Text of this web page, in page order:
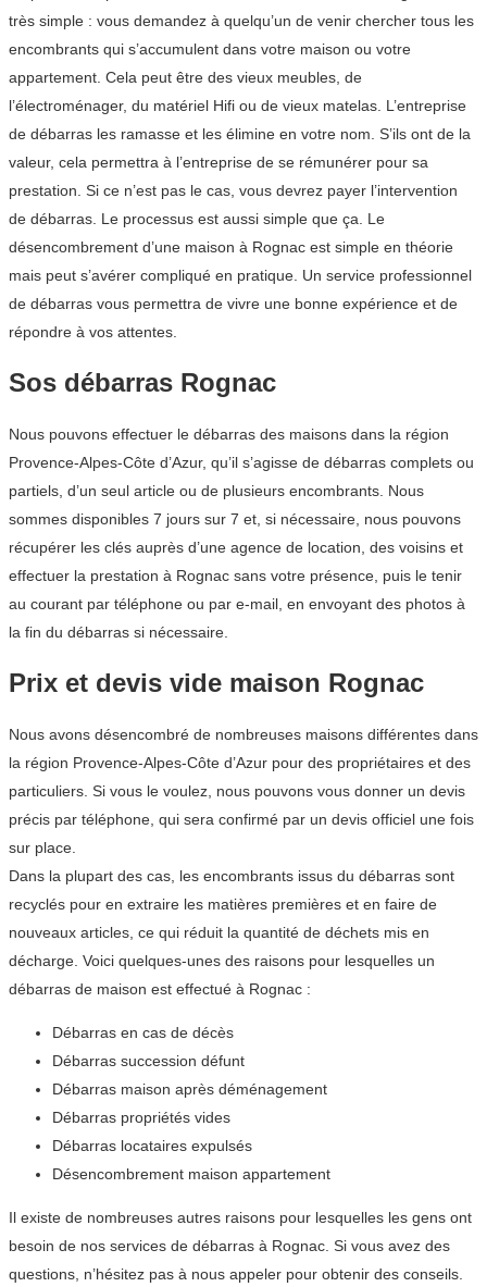
très simple : vous demandez à quelqu’un de venir chercher tous les
encombrants qui s’accumulent dans votre maison ou votre
appartement. Cela peut être des vieux meubles, de
l’électroménager, du matériel Hifi ou de vieux matelas. L’entreprise
de débarras les ramasse et les élimine en votre nom. S’ils ont de la
valeur, cela permettra à l’entreprise de se rémunérer pour sa
prestation. Si ce n’est pas le cas, vous devrez payer l’intervention
de débarras. Le processus est aussi simple que ça. Le
désencombrement d’une maison à Rognac est simple en théorie
mais peut s’avérer compliqué en pratique. Un service professionnel
de débarras vous permettra de vivre une bonne expérience et de
répondre à vos attentes.
Sos débarras Rognac
Nous pouvons effectuer le débarras des maisons dans la région
Provence-Alpes-Côte d’Azur, qu’il s’agisse de débarras complets ou
partiels, d’un seul article ou de plusieurs encombrants. Nous
sommes disponibles 7 jours sur 7 et, si nécessaire, nous pouvons
récupérer les clés auprès d’une agence de location, des voisins et
effectuer la prestation à Rognac sans votre présence, puis le tenir
au courant par téléphone ou par e-mail, en envoyant des photos à
la fin du débarras si nécessaire.
Prix et devis vide maison Rognac
Nous avons désencombré de nombreuses maisons différentes dans
la région Provence-Alpes-Côte d’Azur pour des propriétaires et des
particuliers. Si vous le voulez, nous pouvons vous donner un devis
précis par téléphone, qui sera confirmé par un devis officiel une fois
sur place.
Dans la plupart des cas, les encombrants issus du débarras sont
recyclés pour en extraire les matières premières et en faire de
nouveaux articles, ce qui réduit la quantité de déchets mis en
décharge. Voici quelques-unes des raisons pour lesquelles un
débarras de maison est effectué à Rognac :
Débarras en cas de décès
Débarras succession défunt
Débarras maison après déménagement
Débarras propriétés vides
Débarras locataires expulsés
Désencombrement maison appartement
Il existe de nombreuses autres raisons pour lesquelles les gens ont
besoin de nos services de débarras à Rognac. Si vous avez des
questions, n’hésitez pas à nous appeler pour obtenir des conseils.